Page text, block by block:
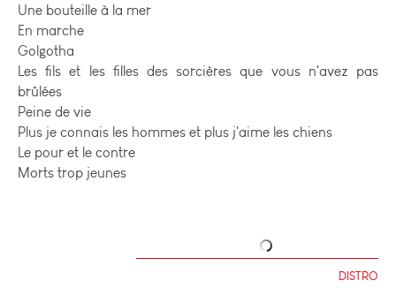
Une bouteille à la mer
En marche
Golgotha
Les fils et les filles des sorcières que vous n'avez pas
brûlées
Peine de vie
Plus je connais les hommes et plus j'aime les chiens
Le pour et le contre
Morts trop jeunes
DISTRO